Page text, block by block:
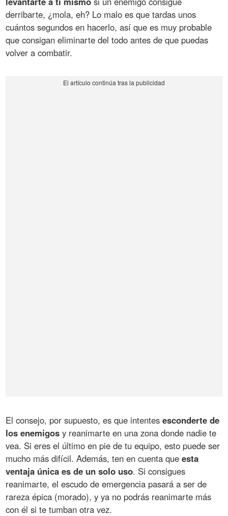
derribarte, ¿mola, eh? Lo malo es que tardas unos
cuántos segundos en hacerlo, así que es muy probable
que consigan eliminarte del todo antes de que puedas
volver a combatir.
El consejo, por supuesto, es que intentesesconderte de
los enemigos y reanimarte en una zona donde nadie te
vea. Si eres el último en pie de tu equipo, esto puede ser
mucho más difícil. Además, ten en cuenta queesta
ventaja única es de un solo uso. Si consigues
reanimarte, el escudo de emergencia pasará a ser de
rareza épica (morado), y ya no podrás reanimarte más
con él si te tumban otra vez.